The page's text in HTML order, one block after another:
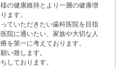
の健康維持とより一層の健康増
ます。
ていただきたい歯科医院を目指
院に通いたい、家族や大切な人
を第一に考えております。
い致します。
しております。